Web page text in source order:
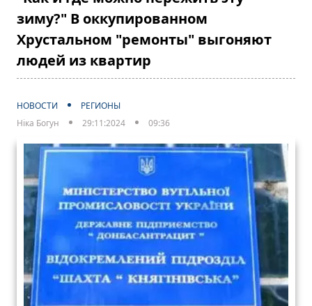
зиму?" В оккупированном
Хрустальном "ремонты" выгоняют
людей из квартир
НОВОСТИ
РЕГИОНЫ
Ніка Богун
29:11:2024 09:36